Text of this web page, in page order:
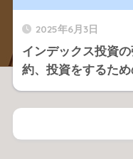
2025年6月3日
インデックス投資
約、投資をするため